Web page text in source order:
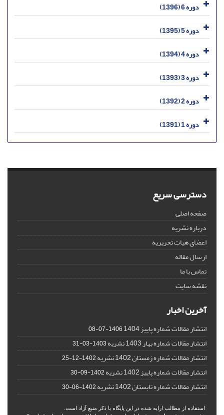
دوره 6 (1396)
دوره 5 (1395)
دوره 4 (1394)
دوره 3 (1393)
دوره 2 (1392)
دوره 1 (1391)
دسترسی سریع
صفحه اصلی
درباره نشریه
اعضای هیات تحریریه
ارسال مقاله
تماس با ما
نقشه سایت
آخرین اخبار
انتشار مقالات شماره پاییز 1404 1406-07-08
انتشار مقالات شماره بهار 1403 نشریه 1403-03-31
انتشار مقالات شماره زمستان 1402 نشریه 1402-12-25
انتشار مقالات شماره پاییز 1402 نشریه 1402-09-30
انتشار مقالات شماره تابستان 1402 نشریه 1402-06-30
استفاده از مطالب ارایه شده در این پایگاه با ذکر منبع آزاد است.